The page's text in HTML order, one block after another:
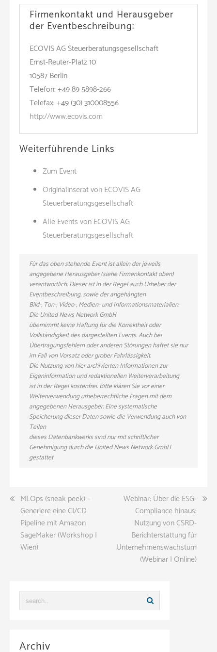
Firmenkontakt und Herausgeber
der Eventbeschreibung:
ECOVIS AG Steuerberatungsgesellschaft
Ernst-Reuter-Platz 10
10587 Berlin
Telefon: +49 89 5898-266
Telefax: +49 (30) 310008556
http://www.ecovis.com
Weiterführende Links
Zum Event
Originalinserat von ECOVIS AG
Steuerberatungsgesellschaft
Alle Events von ECOVIS AG
Steuerberatungsgesellschaft
Für das oben stehende Event ist allein der jeweils
angegebene Herausgeber (siehe Firmenkontakt oben)
verantwortlich. Dieser ist in der Regel auch Urheber der
Eventbeschreibung, sowie der angehängten
Bild-, Ton-, Video-, Medien- und Informationsmaterialien.
Die United News Network GmbH
übernimmt keine Haftung für die Korrektheit oder
Vollständigkeit des dargestellten Events. Auch bei
Übertragungsfehlern oder anderen Störungen haftet sie nur
im Fall von Vorsatz oder grober Fahrlässigkeit.
Die Nutzung von hier archivierten Informationen zur
Eigeninformation und redaktionellen Weiterverarbeitung
ist in der Regel kostenfrei. Bitte klären Sie vor einer
Weiterverwendung urheberrechtliche Fragen mit dem
angegebenen Herausgeber. Eine systematische
Speicherung dieser Daten sowie die Verwendung auch von
Teilen
dieses Datenbankwerks sind nur mit schriftlicher
Genehmigung durch die United News Network GmbH
gestattet
Beitragsnavigation
MLOps (sneak peek) –
Generiere eine CI/CD
Pipeline mit Amazon
SageMaker (Workshop |
Wien)
Webinar: Über die ESG-
Compliance hinaus:
Nutzung von CSRD-
Berichterstattung für
Unternehmenswachstum
(Webinar | Online)
Archiv